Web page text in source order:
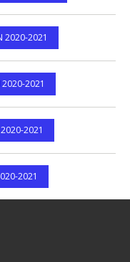
2020-2021
2020-2021
2020-2021
2021